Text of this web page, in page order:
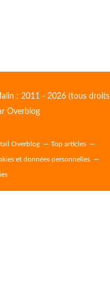
: 2011 - 2026 (tous droits
Overblog
Overblog Top articles
et données personnelles